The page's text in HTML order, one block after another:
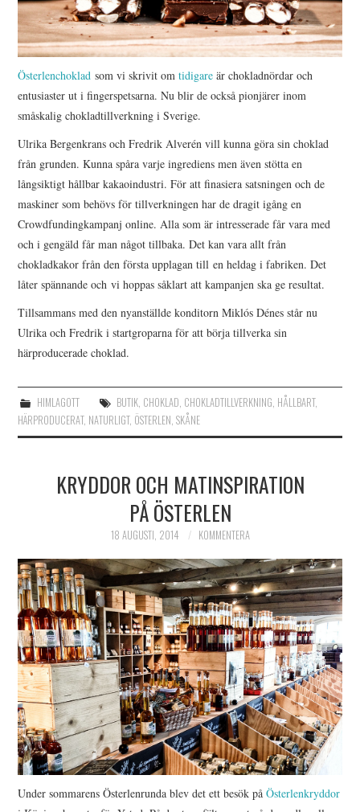
Österlenchokladsom vi skrivit omtidigare är chokladnördar och
entusiaster ut i fingerspetsarna. Nu blir de också pionjärer inom
småskalig chokladtillverkning i Sverige.
Ulrika Bergenkrans och Fredrik Alverén vill kunna göra sin choklad
från grunden. Kunna spåra varje ingrediens men även stötta en
långsiktigt hållbar kakaoindustri. För att finasiera satsningen och de
maskiner som behövs för tillverkningen har de dragit igång en
Crowdfundingkampanj online. Alla som är intresserade får vara med
och i gengäld får man något tillbaka. Det kan vara allt från
chokladkakor från den första upplagan till en heldag i fabriken. Det
låter spännande och vi hoppas såklart att kampanjen ska ge resultat.
Tillsammans med den nyanställde konditorn Miklós Dénes står nu
Ulrika och Fredrik i startgroparna för att börja tillverka sin
härproducerade choklad.
HIMLAGOTT BUTIK, CHOKLAD, CHOKLADTILLVERKNING, HÅLLBART,
HÄRPRODUCERAT, NATURLIGT, ÖSTERLEN,SKÅNE
KRYDDOR OCH MATINSPIRATION
PÅ ÖSTERLEN
18 AUGUSTI, 2014 KOMMENTERA
Under sommarens Österlenrunda blev det ett besök påÖsterlenkryddor